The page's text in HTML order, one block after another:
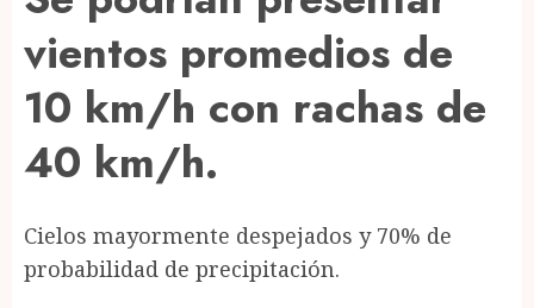
vientos promedios de
10 km/h con rachas de
40 km/h.
Cielos mayormente despejados y 70% de
probabilidad de precipitación.